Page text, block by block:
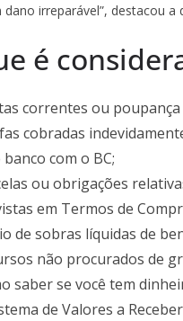
irreparável”, destacou a
é
correntes ou
cobradas
com o BC;
ou obrigações
em Termos de
de sobras líquidas de
não procurados de
saber se você tem
de Valores a